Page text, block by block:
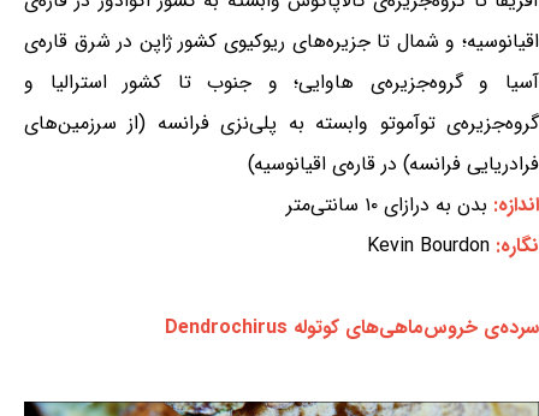
اقیانوسیه؛ و شمال تا جزیره‌های ریوکیوی کشور ژاپن در شرق قاره‌ی
آسیا و گروه‌جزیره‌ی هاوایی؛ و جنوب تا کشور استرالیا و
گروه‌جزیره‌ی توآموتو وابسته به پلی‌نزی فرانسه (از سرزمین‌های
فرادریایی فرانسه) در قاره‌ی اقیانوسیه)
اندازه: بدن به درازای ۱۰ سانتی‌متر
نگاره: Kevin Bourdon
سرده‌ی خروس‌ماهی‌های کوتوله Dendrochirus